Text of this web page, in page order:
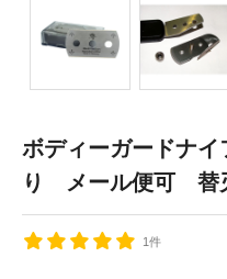
ボディーガードナ
り メール便可 替
1件